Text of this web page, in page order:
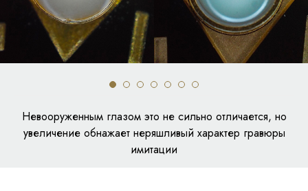
Невооруженным глазом это не сильно отличается, но
увеличение обнажает неряшливый характер гравюры
имитации